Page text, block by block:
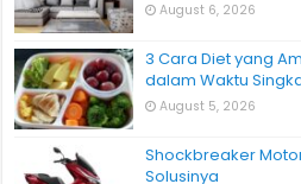
August 6, 2026
3 Cara Diet yang
dalam Waktu
August 5, 2026
Shockbreaker
Solusinya